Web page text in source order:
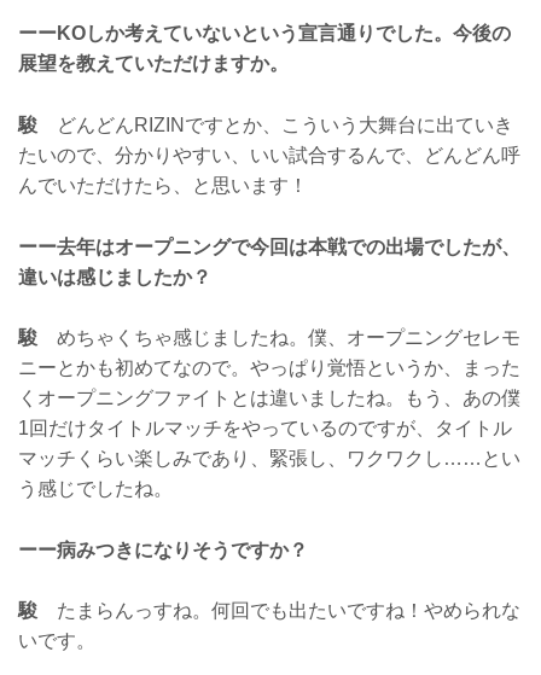
ーーKOしか考えていないという宣言通りでした。今後の
展望を教えていただけますか。
駿 どんどんRIZINですとか、こういう大舞台に出ていき
たいので、分かりやすい、いい試合するんで、どんどん呼
んでいただけたら、と思います！
ーー去年はオープニングで今回は本戦での出場でしたが、
違いは感じましたか？
駿 めちゃくちゃ感じましたね。僕、オープニングセレモ
ニーとかも初めてなので。やっぱり覚悟というか、まった
くオープニングファイトとは違いましたね。もう、あの僕
1回だけタイトルマッチをやっているのですが、タイトル
マッチくらい楽しみであり、緊張し、ワクワクし……とい
う感じでしたね。
ーー病みつきになりそうですか？
駿 たまらんっすね。何回でも出たいですね！やめられな
いです。